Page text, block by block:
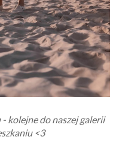
kolejne do naszej galerii
<3